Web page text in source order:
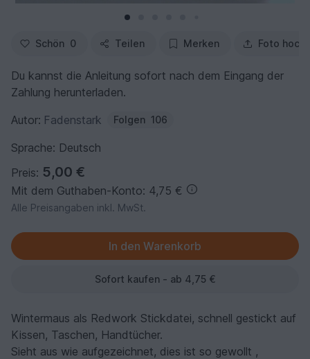
Schön 0 Teilen Merken Foto
Du kannst die Anleitung sofort nach dem Eingang der
Zahlung herunterladen.
Autor: Fadenstark Folgen 106
Sprache: Deutsch
Preis: 5,00 €
Mit dem Guthaben-Konto: 4,75 €
Alle Preisangaben inkl. MwSt.
Sofort kaufen - ab 4,75 €
Wintermaus als Redwork Stickdatei, schnell gestickt auf
Kissen, Taschen, Handtücher.
Sieht aus wie aufgezeichnet, dies ist so gewollt ,